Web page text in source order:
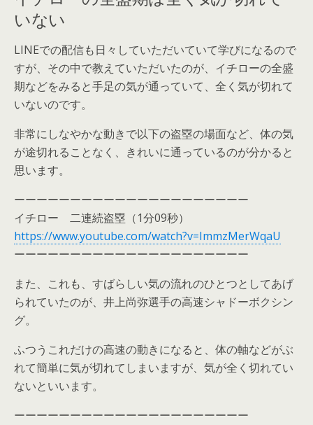
いない
LINEでの配信も日々していただいていて学びになるので
すが、その中で教えていただいたのが、イチローの全盛
期などをみると手足の気が通っていて、全く気が切れて
いないのです。
非常にしなやかな動きで以下の盗塁の場面など、体の気
が途切れることなく、きれいに通っているのが分かると
思います。
ーーーーーーーーーーーーーーーーーーーーー
イチロー 二連続盗塁（1分09秒）
https://www.youtube.com/watch?v=ImmzMerWqaU
ーーーーーーーーーーーーーーーーーーーーー
また、これも、すばらしい気の流れのひとつとしてあげ
られていたのが、井上尚弥選手の高速シャドーボクシン
グ。
ふつうこれだけの高速の動きになると、体の軸などがぶ
れて簡単に気が切れてしまいますが、気が全く切れてい
ないといいます。
ーーーーーーーーーーーーーーーーーーーーー